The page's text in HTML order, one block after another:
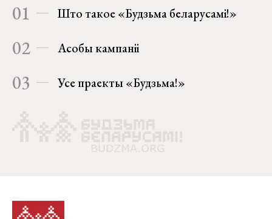
01 Што такое «Будзьма беларусамі!»
02 Асобы кампаніі
03 Усе праекты «Будзьма!»